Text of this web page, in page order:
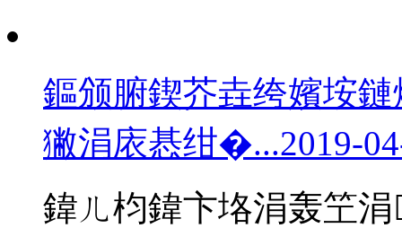
鏂颁腑鍥芥垚绔嬪垵
獙涓庡惎绀�...2019-
鍏ㄦ枃鍏卞垎涓轰笁